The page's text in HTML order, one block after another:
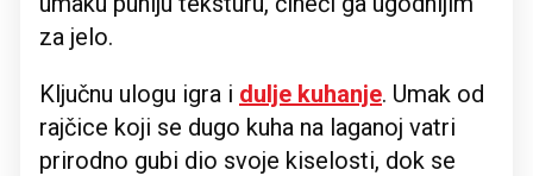
za jelo.
Ključnu ulogu igra i dulje kuhanje. Umak od
rajčice koji se dugo kuha na laganoj vatri
prirodno gubi dio svoje kiselosti, dok se